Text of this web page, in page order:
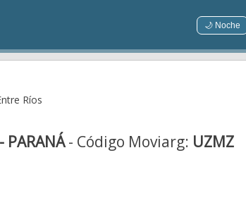
🌙 Noche
Ríos
PARANÁ- Código Moviarg: UZMZ